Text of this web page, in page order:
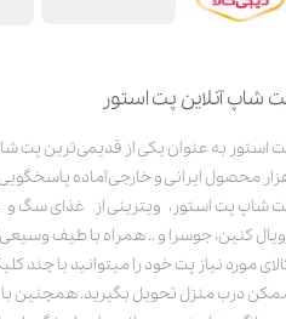
شاپ آنلاین پت استور
محصول ایرانی و خارجی آماده
شاپ پت استور، ویترینی از غذای سگ و
کنین، جوسرا و .. همراه با طیف
مورد نیاز پت خود را میتوانید با چند
درب منزل تحویل بگیرید. همچنین با